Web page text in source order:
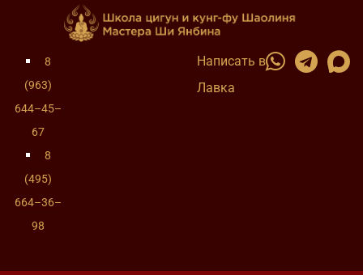
8
(963)
644–45–
67
8
(495)
664–36–
98
Написать в
Лавка